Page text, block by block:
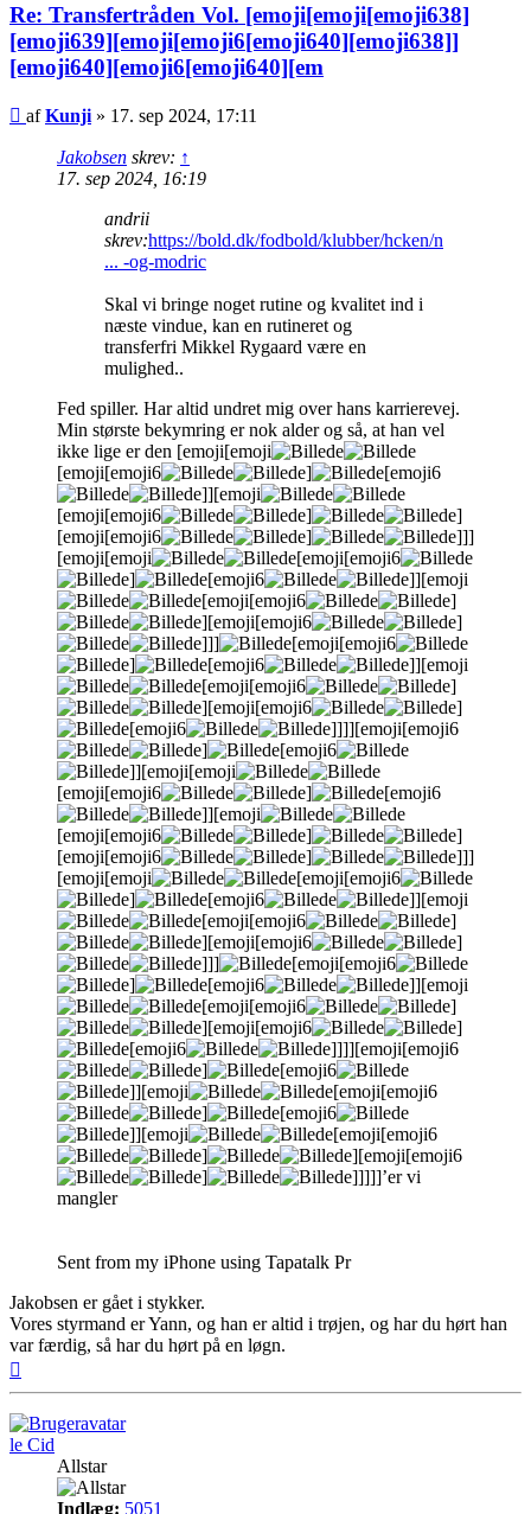
Re: Transfertråden Vol. [emoji[emoji[emoji638]
[emoji639][emoji[emoji6[emoji640][emoji638]]
[emoji640][emoji6[emoji640][em
Indlæg
afKunji » 17. sep 2024, 17:11
Jakobsen skrev: ↑
17. sep 2024, 16:19
andrii
skrev:https://bold.dk/fodbold/klubber/hcken/n
... -og-modric
Skal vi bringe noget rutine og kvalitet ind i
næste vindue, kan en rutineret og
transferfri Mikkel Rygaard være en
mulighed..
Fed spiller. Har altid undret mig over hans karrierevej.
Min største bekymring er nok alder og så, at han vel
ikke lige er den [emoji[emoji
[emoji[emoji6
]
[emoji6
]][emoji
[emoji[emoji6
]
]
[emoji[emoji6
]
]]]
[emoji[emoji
[emoji[emoji6
]
[emoji6
]][emoji
[emoji[emoji6
]
][emoji[emoji6
]
]]]
[emoji[emoji6
]
[emoji6
]][emoji
[emoji[emoji6
]
][emoji[emoji6
]
[emoji6
]]]][emoji[emoji6
]
[emoji6
]][emoji[emoji
[emoji[emoji6
]
[emoji6
]][emoji
[emoji[emoji6
]
]
[emoji[emoji6
]
]]]
[emoji[emoji
[emoji[emoji6
]
[emoji6
]][emoji
[emoji[emoji6
]
][emoji[emoji6
]
]]]
[emoji[emoji6
]
[emoji6
]][emoji
[emoji[emoji6
]
][emoji[emoji6
]
[emoji6
]]]][emoji[emoji6
]
[emoji6
]][emoji
[emoji[emoji6
]
[emoji6
]][emoji
[emoji[emoji6
]
][emoji[emoji6
]
]]]]]’er vi
mangler
Sent from my iPhone using Tapatalk Pr
Jakobsen er gået i stykker.
Vores styrmand er Yann, og han er altid i trøjen, og har du hørt han
var færdig, så har du hørt på en løgn.
le Cid
Allstar
Indlæg: 5051